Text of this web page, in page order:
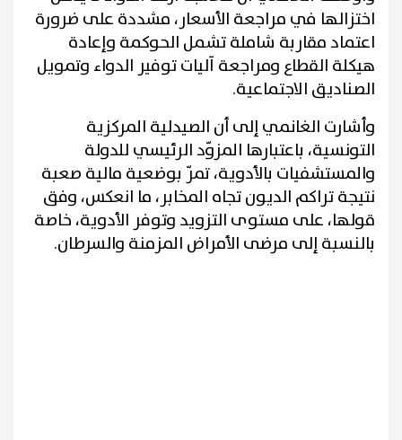
اختزالها في مراجعة الأسعار، مشددة على ضرورة
اعتماد مقاربة شاملة تشمل الحوكمة وإعادة
هيكلة القطاع ومراجعة آليات توفير الدواء وتمويل
الصناديق الاجتماعية.
وأشارت الغانمي إلى أن الصيدلية المركزية
التونسية، باعتبارها المزوّد الرئيسي للدولة
والمستشفيات بالأدوية، تمرّ بوضعية مالية صعبة
نتيجة تراكم الديون تجاه المخابر، ما انعكس، وفق
قولها، على مستوى التزويد وتوفر الأدوية، خاصة
بالنسبة إلى مرضى الأمراض المزمنة والسرطان.